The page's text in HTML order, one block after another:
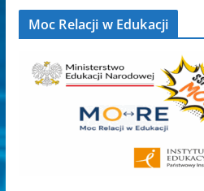
Moc Relacji w Edukacji